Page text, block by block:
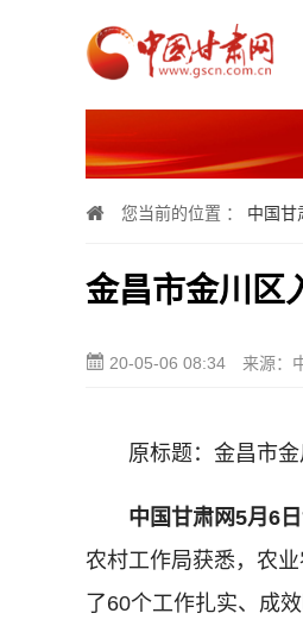
您当前的位置 ： 中国甘
金昌市金川区
20-05-06 08:34 来源：
原标题：金昌市金
中国甘肃网5月6
农村工作局获悉，农
了60个工作扎实、成